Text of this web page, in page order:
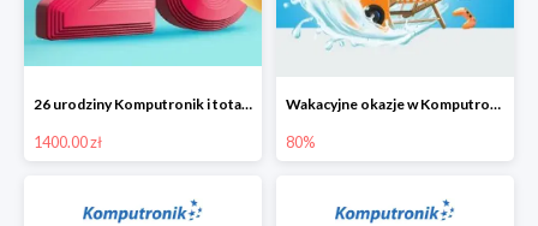
26 urodziny Komputronik i totalna wyprzedaż!
1400.00 zł
Wakacyjne okazje w Komputronik do -80%
80%